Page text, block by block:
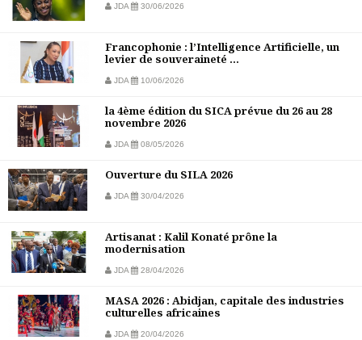
JDA 30/06/2026
Francophonie : l’Intelligence Artificielle, un
levier de souveraineté ...
JDA 10/06/2026
la 4ème édition du SICA prévue du 26 au 28
novembre 2026
JDA 08/05/2026
Ouverture du SILA 2026
JDA 30/04/2026
Artisanat : Kalil Konaté prône la
modernisation
JDA 28/04/2026
MASA 2026 : Abidjan, capitale des industries
culturelles africaines
JDA 20/04/2026